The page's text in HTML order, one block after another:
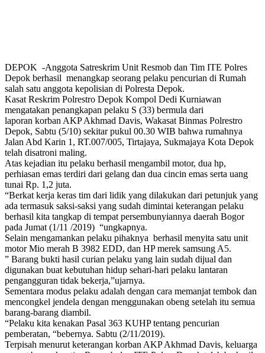
DEPOK -Anggota Satreskrim Unit Resmob dan Tim ITE Polres
Depok berhasil menangkap seorang pelaku pencurian di Rumah
salah satu anggota kepolisian di Polresta Depok.
Kasat Reskrim Polrestro Depok Kompol Dedi Kurniawan
mengatakan penangkapan pelaku S (33) bermula dari
laporan korban AKP Akhmad Davis, Wakasat Binmas Polrestro
Depok, Sabtu (5/10) sekitar pukul 00.30 WIB bahwa rumahnya
Jalan Abd Karin 1, RT.007/005, Tirtajaya, Sukmajaya Kota Depok
telah disatroni maling.
Atas kejadian itu pelaku berhasil mengambil motor, dua hp,
perhiasan emas terdiri dari gelang dan dua cincin emas serta uang
tunai Rp. 1,2 juta.
“Berkat kerja keras tim dari lidik yang dilakukan dari petunjuk yang
ada termasuk saksi-saksi yang sudah dimintai keterangan pelaku
berhasil kita tangkap di tempat persembunyiannya daerah Bogor
pada Jumat (1/11 /2019) “ungkapnya.
Selain mengamankan pelaku pihaknya berhasil menyita satu unit
motor Mio merah B 3982 EDD, dan HP merek samsung A5.
” Barang bukti hasil curian pelaku yang lain sudah dijual dan
digunakan buat kebutuhan hidup sehari-hari pelaku lantaran
pengangguran tidak bekerja,”ujarnya.
Sementara modus pelaku adalah dengan cara memanjat tembok dan
mencongkel jendela dengan menggunakan obeng setelah itu semua
barang-barang diambil.
“Pelaku kita kenakan Pasal 363 KUHP tentang pencurian
pemberatan, “bebernya. Sabtu (2/11/2019).
Terpisah menurut keterangan korban AKP Akhmad Davis, keluarga